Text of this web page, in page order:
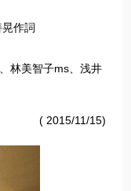
作詞
林美智子ms、浅井
( 2015/11/15)